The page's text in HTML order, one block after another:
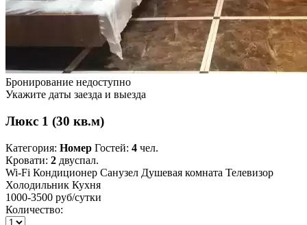
Бронирование недоступно
Укажите даты заезда и выезда
Люкс 1 (30 кв.м)
Категория: Номер Гостей: 4 чел.
Кровати: 2 двуспал.
Wi-Fi Кондиционер Санузел Душевая комната Телевизор
Холодильник Кухня
1000-3500 руб/сутки
Количество: